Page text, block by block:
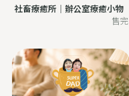
社畜療癒所｜辦公室療癒小物
售完